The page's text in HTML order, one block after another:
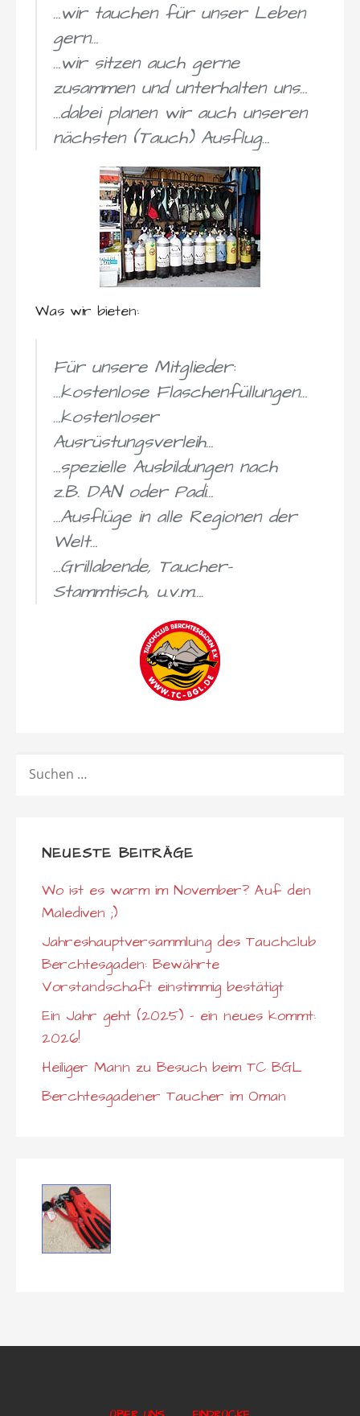
…wir tauchen für unser Leben
gern…
…wir sitzen auch gerne
zusammen und unterhalten uns…
…dabei planen wir auch unseren
nächsten (Tauch) Ausflug…
Was wir bieten:
Für unsere Mitglieder:
…kostenlose Flaschenfüllungen…
…kostenloser
Ausrüstungsverleih…
…spezielle Ausbildungen nach
z.B. DAN oder Padi…
…Ausflüge in alle Regionen der
Welt…
…Grillabende, Taucher-
Stammtisch, u.v.m….
NACH:
NEUESTE BEITRÄGE
Wo ist es warm im November? Auf den
Malediven ;)
Jahreshauptversammlung des Tauchclub
Berchtesgaden: Bewährte
Vorstandschaft einstimmig bestätigt
Ein Jahr geht (2025) – ein neues kommt:
2026!
Heiliger Mann zu Besuch beim TC BGL
Berchtesgadener Taucher im Oman